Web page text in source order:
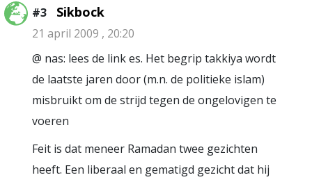
#3 Sikbock
21 april 2009 , 20:20
@ nas: lees de link es. Het begrip takkiya wordt
de laatste jaren door (m.n. de politieke islam)
misbruikt om de strijd tegen de ongelovigen te
voeren
Feit is dat meneer Ramadan twee gezichten
heeft. Een liberaal en gematigd gezicht dat hij